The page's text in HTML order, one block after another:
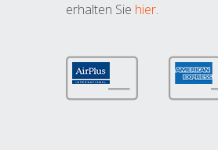
erhalten Sie hier.